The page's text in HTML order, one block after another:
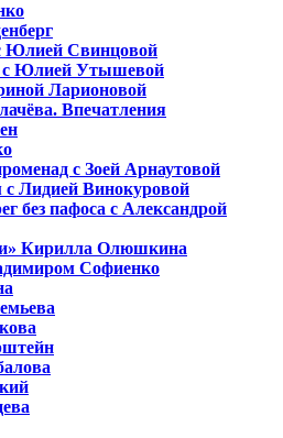
Юлией Свинцовой
с Юлией Утышевой
Ларионовой
Впечатления
с Зоей Арнаутовой
с Лидией Винокуровой
без пафоса с Александрой
Кирилла Олюшкина
Софиенко